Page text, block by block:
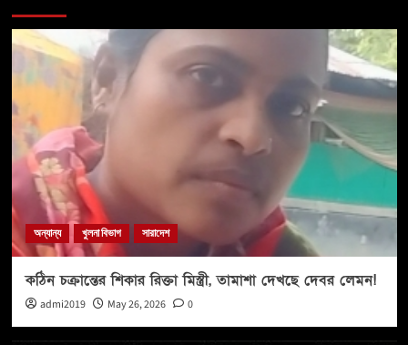
অন্যান্য খুলনা বিভাগ সারাদেশ
কঠিন চক্রান্তের শিকার রিক্তা মিস্ত্রী, তামাশা দেখছে দেবর লেমন!
admi2019 May 26, 2026 0